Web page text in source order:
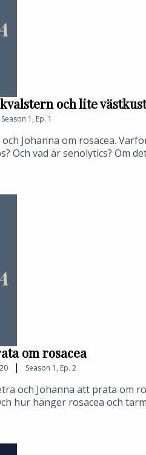
kvalstern och lite
Season 1 , Ep. 1
Johanna om rosacea.
Och vad är senolytics? Om
om rosacea
| Season 1 , Ep. 2
och Johanna att prata om
hur hänger rosacea och